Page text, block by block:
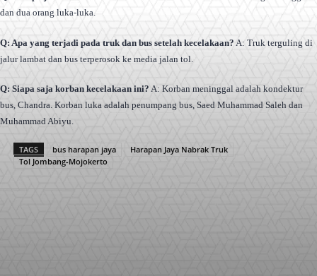
dan dua orang luka-luka.
Q: Apa yang terjadi pada truk dan bus setelah kecelakaan? A: Truk terguling di
jalur lambat dan bus terperosok ke media jalan tol.
Q: Siapa saja korban kecelakaan ini? A: Korban meninggal adalah kondektur
bus, Chandra. Korban luka adalah penumpang bus, Saed Muhammad Saleh dan
Muhammad Abiyu.
TAGS bus harapan jaya
Harapan Jaya Nabrak Truk
Tol Jombang-Mojokerto